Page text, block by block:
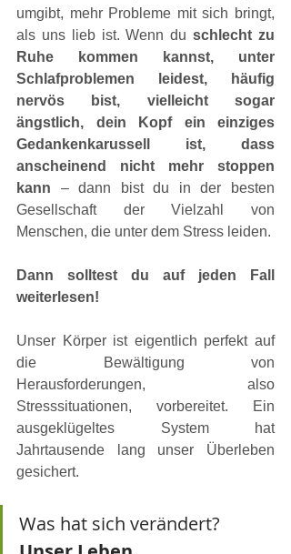
umgibt, mehr Probleme mit sich bringt,
als uns lieb ist. Wenn du schlecht zu
Ruhe kommen kannst, unter
Schlafproblemen leidest, häufig
nervös bist, vielleicht sogar
ängstlich, dein Kopf ein einziges
Gedankenkarussell ist, dass
anscheinend nicht mehr stoppen
kann – dann bist du in der besten
Gesellschaft der Vielzahl von
Menschen, die unter dem Stress leiden.
Dann solltest du auf jeden Fall
weiterlesen!
Unser Körper ist eigentlich perfekt auf
die Bewältigung von
Herausforderungen, also
Stresssituationen, vorbereitet. Ein
ausgeklügeltes System hat
Jahrtausende lang unser Überleben
gesichert.
Was hat sich verändert?